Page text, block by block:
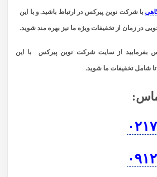
با شرکت نوین پیرکس در ارتباط باشید. و با این
در زمان از تخفیفات ویژه ما نیز بهره مند شوید.
بفرمایید از سایت شرکت نوین پیرکس با این
شامل تخفیفات ما شوید.
: